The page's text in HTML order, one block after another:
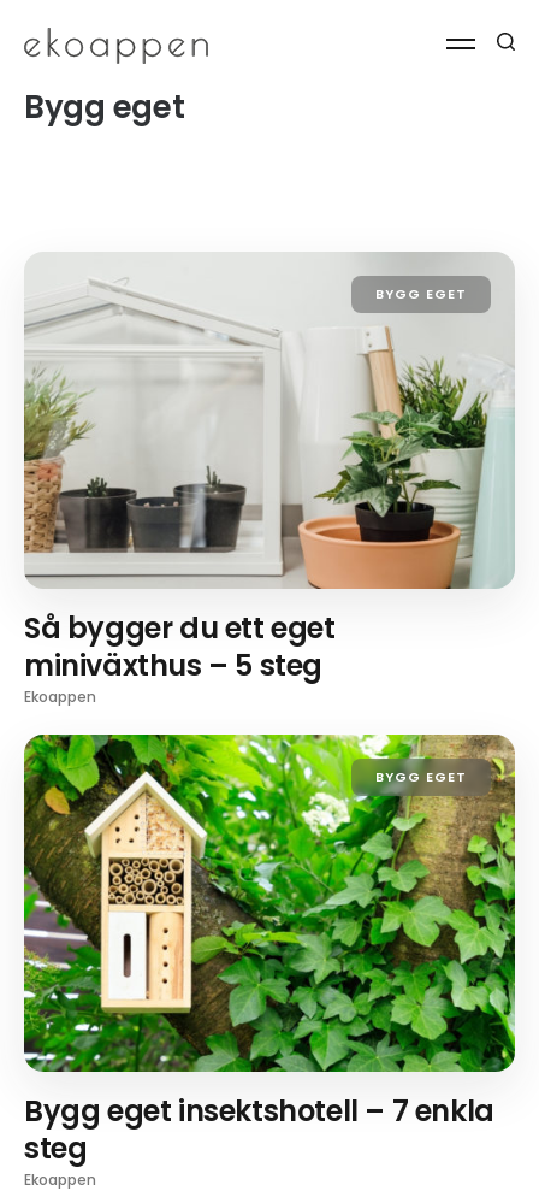
Bygg eget
BYGG EGET
Så bygger du ett eget
miniväxthus – 5 steg
Ekoappen
BYGG EGET
Bygg eget insektshotell – 7 enkla
steg
Ekoappen